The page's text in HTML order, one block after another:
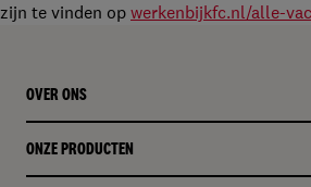
zijn te vinden op werkenbijkfc.nl/alle-
OVER ONS
ONZE PRODUCTEN​